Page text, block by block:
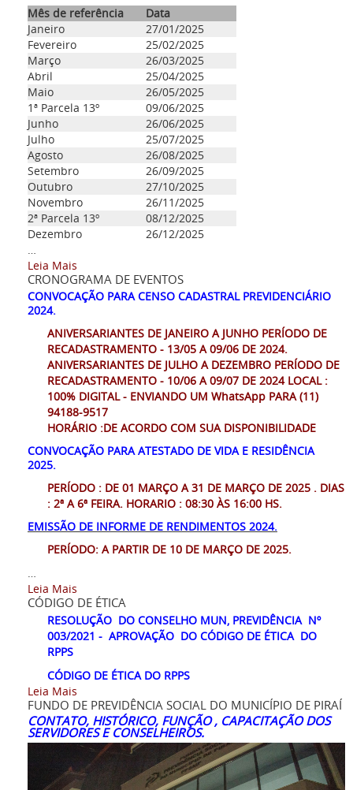
Mês de referência
Data
Janeiro
27/01/2025
Fevereiro
25/02/2025
Março
26/03/2025
Abril
25/04/2025
Maio
26/05/2025
1ª Parcela 13º
09/06/2025
Junho
26/06/2025
Julho
25/07/2025
Agosto
26/08/2025
Setembro
26/09/2025
Outubro
27/10/2025
Novembro
26/11/2025
2ª Parcela 13º
08/12/2025
Dezembro
26/12/2025
…
Leia Mais
CRONOGRAMA DE EVENTOS
CONVOCAÇÃO PARA CENSO CADASTRAL PREVIDENCIÁRIO
2024.
ANIVERSARIANTES DE JANEIRO A JUNHO PERÍODO DE
RECADASTRAMENTO - 13/05 A 09/06 DE 2024.
ANIVERSARIANTES DE JULHO A DEZEMBRO PERÍODO DE
RECADASTRAMENTO - 10/06 A 09/07 DE 2024 LOCAL :
100% DIGITAL - ENVIANDO UM WhatsApp PARA (11)
94188-9517
HORÁRIO :DE ACORDO COM SUA DISPONIBILIDADE
CONVOCAÇÃO PARA ATESTADO DE VIDA E RESIDÊNCIA
2025.
PERÍODO : DE 01 MARÇO A 31 DE MARÇO DE 2025 . DIAS
: 2ª A 6ª FEIRA. HORARIO : 08:30 ÀS 16:00 HS.
EMISSÃO DE INFORME DE RENDIMENTOS 2024.
PERÍODO: A PARTIR DE 10 DE MARÇO DE 2025.
…
Leia Mais
CÓDIGO DE ÉTICA
RESOLUÇÃO DO CONSELHO MUN, PREVIDÊNCIA Nº
003/2021 - APROVAÇÃO DO CÓDIGO DE ÉTICA DO
RPPS
CÓDIGO DE ÉTICA DO RPPS
Leia Mais
FUNDO DE PREVIDÊNCIA SOCIAL DO MUNICÍPIO DE PIRAÍ
CONTATO, HISTÓRICO, FUNÇÃO , CAPACITAÇÃO DOS
SERVIDORES E CONSELHEIROS.